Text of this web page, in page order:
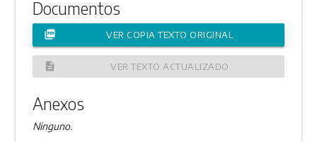
Documentos
picture_as_pdf VER COPIA TEXTO ORIGINAL
description VER TEXTO ACTUALIZADO
Anexos
Ninguno.